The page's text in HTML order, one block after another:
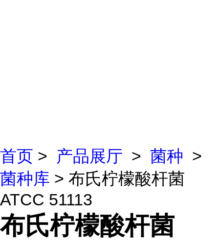
首页 > 产品展厅 > 菌种 >
菌种库 > 布氏柠檬酸杆菌
ATCC 51113
布氏柠檬酸杆菌